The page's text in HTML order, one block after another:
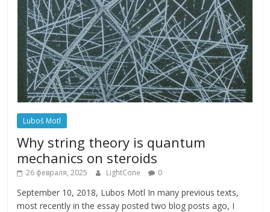
Luboš Motl
Why string theory is quantum
mechanics on steroids
26 февраля, 2025 LightCone 0
September 10, 2018, Lubos Motl In many previous texts,
most recently in the essay posted two blog posts ago, I